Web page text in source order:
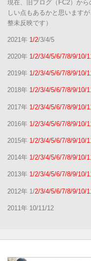
現在、旧ブログ（FC2）か
しい点もあるかと思います
整未反映です）
2021年 1/2/3/4/5
2020年 1/2/3/4/5/6/7/8/9/10/
2019年 1/2/3/4/5/6/7/8/9/10/
2018年 1/2/3/4/5/6/7/8/9/10/
2017年 1/2/3/4/5/6/7/8/9/10/
2016年 1/2/3/4/5/6/7/8/9/10/
2015年 1/2/3/4/5/6/7/8/9/10/
2014年 1/2/3/4/5/6/7/8/9/10/
2013年 1/2/3/4/5/6/7/8/9/10/
2012年 1/2/3/4/5/6/7/8/9/10/
2011年 10/11/12